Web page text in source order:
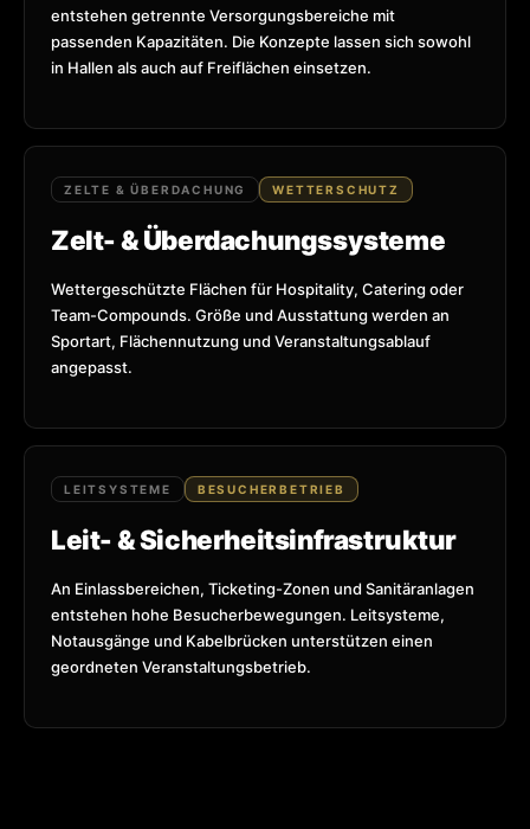
entstehen getrennte Versorgungsbereiche mit
passenden Kapazitäten. Die Konzepte lassen sich sowohl
in Hallen als auch auf Freiflächen einsetzen.
ZELTE & ÜBERDACHUNG WETTERSCHUTZ
Zelt- & Überdachungssysteme
Wettergeschützte Flächen für Hospitality, Catering oder
Team-Compounds. Größe und Ausstattung werden an
Sportart, Flächennutzung und Veranstaltungsablauf
angepasst.
LEITSYSTEME BESUCHERBETRIEB
Leit- & Sicherheitsinfrastruktur
An Einlassbereichen, Ticketing-Zonen und Sanitäranlagen
entstehen hohe Besucherbewegungen. Leitsysteme,
Notausgänge und Kabelbrücken unterstützen einen
geordneten Veranstaltungsbetrieb.